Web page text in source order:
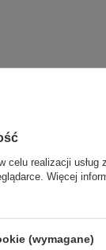
ERP,
poczty email,
pracę monitora,
celu realizacji usług
Więcej
(wymagane)